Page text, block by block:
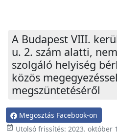
A Budapest VIII.
u. 2. szám alatti,
szolgáló helyiség
közös
megszüntetéséről
Megosztás Facebook-on
event_available Utolsó frissítés: 2023. október